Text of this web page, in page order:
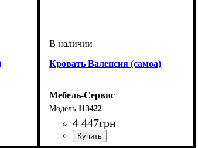
Кровать Валенсия (самоа)
Мебель-Сервис
113422
4 447грн